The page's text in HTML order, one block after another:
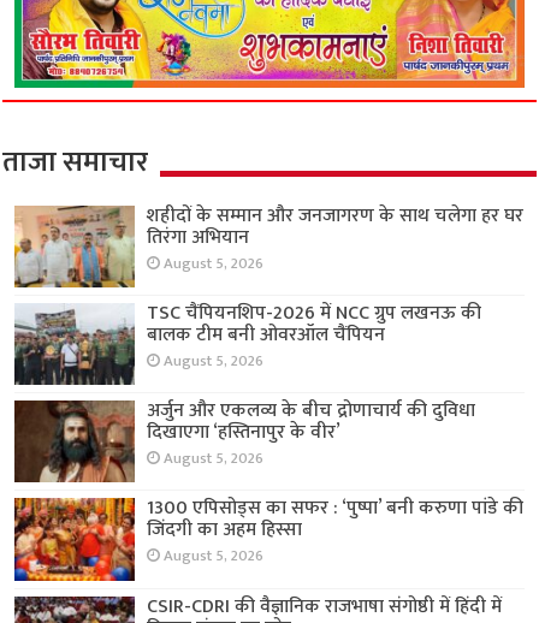
ताजा समाचार
शहीदों के सम्मान और जनजागरण के साथ चलेगा हर घर
तिरंगा अभियान
August 5, 2026
TSC चैंपियनशिप-2026 में NCC ग्रुप लखनऊ की
बालक टीम बनी ओवरऑल चैंपियन
August 5, 2026
अर्जुन और एकलव्य के बीच द्रोणाचार्य की दुविधा
दिखाएगा ‘हस्तिनापुर के वीर’
August 5, 2026
1300 एपिसोड्स का सफर : ‘पुष्पा’ बनी करुणा पांडे की
जिंदगी का अहम हिस्सा
August 5, 2026
CSIR-CDRI की वैज्ञानिक राजभाषा संगोष्ठी में हिंदी में